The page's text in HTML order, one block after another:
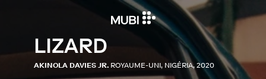
LIZARD
AKINOLA DAVIES JR. ROYAUME-UNI, NIGÉRIA, 2020